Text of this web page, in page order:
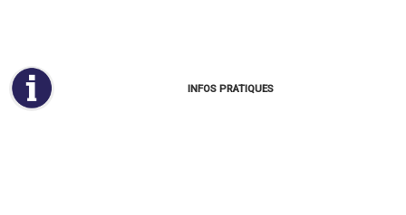
INFOS PRATIQUES